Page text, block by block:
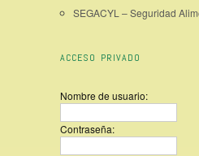
SEGACYL – Seguridad
ACCESO PRIVADO
Nombre de usuario:
Contraseña: